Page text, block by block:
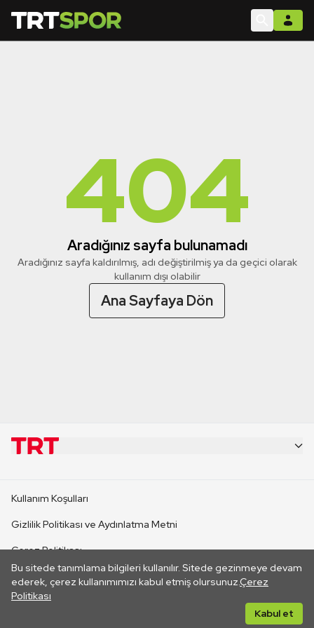
404
Aradığınız sayfa bulunamadı
Aradığınız sayfa kaldırılmış, adı değiştirilmiş ya da geçici olarak
kullanım dışı olabilir
Ana Sayfaya Dön
Bu sitede tanımlama bilgileri kullanılır. Sitede gezinmeye devam
ederek, çerez kullanımımızı kabul etmiş olursunuz.Çerez
Politikası
Kabul et
CANLI YAYINLAR
Kullanım Koşulları
Gizlilik Politikası ve Aydınlatma Metni
Çerez Politikası
İletişim
Her hakkı saklıdır. ©2026 TRT. Bağlantı yoluyla gidilen dış